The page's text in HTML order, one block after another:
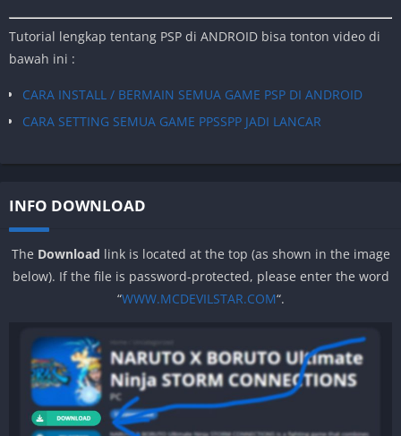
Tutorial lengkap tentang PSP di ANDROID bisa tonton video di
bawah ini :
CARA INSTALL / BERMAIN SEMUA GAME PSP DI ANDROID
CARA SETTING SEMUA GAME PPSSPP JADI LANCAR
INFO DOWNLOAD
The Download link is located at the top (as shown in the image
below). If the file is password-protected, please enter the word
“WWW.MCDEVILSTAR.COM“.